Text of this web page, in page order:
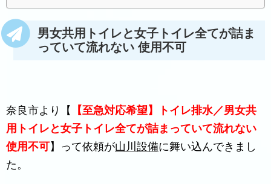
男女共用トイレと女子トイレ全てが詰ま
っていて流れない 使用不可
奈良市より【
【至急対応希望】トイレ排水／男女共
用トイレと女子トイレ全てが詰まっていて流れない
使用不可】って依頼が山川設備に舞い込んできまし
た。